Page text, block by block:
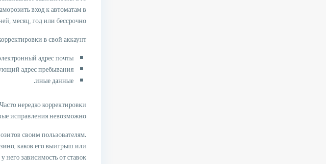
вход к автоматам в
месяц, год или бессрочно.
в свой аккаунт:
адрес почты;
адрес пребывания;
иные данные.
нередко корректировки
исправления невозможно.
своим пользователям.
каков его выигрыш или
зависимость от ставок.